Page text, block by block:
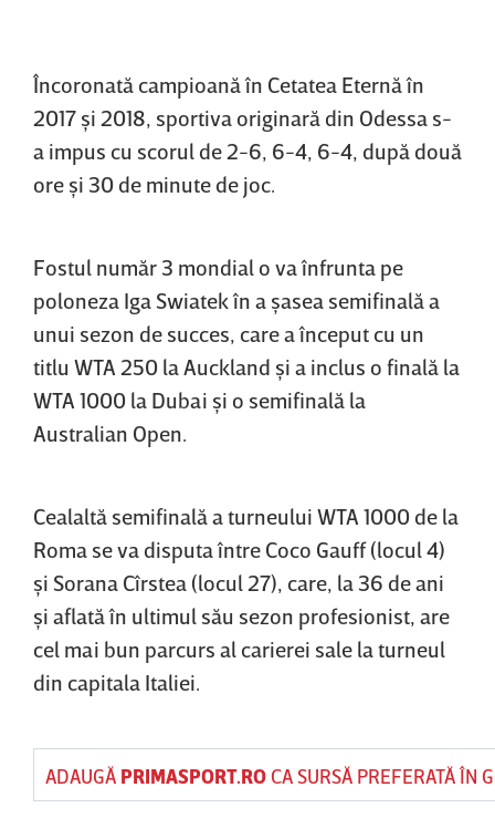
Încoronată campioană în Cetatea Eternă în
2017 şi 2018, sportiva originară din Odessa s-
a impus cu scorul de 2-6, 6-4, 6-4, după două
ore şi 30 de minute de joc.
Fostul număr 3 mondial o va înfrunta pe
poloneza Iga Swiatek în a şasea semifinală a
unui sezon de succes, care a început cu un
titlu WTA 250 la Auckland şi a inclus o finală la
WTA 1000 la Dubai şi o semifinală la
Australian Open.
Cealaltă semifinală a turneului WTA 1000 de la
Roma se va disputa între Coco Gauff (locul 4)
şi Sorana Cîrstea (locul 27), care, la 36 de ani
şi aflată în ultimul său sezon profesionist, are
cel mai bun parcurs al carierei sale la turneul
din capitala Italiei.
ADAUGĂ PRIMASPORT.ROCA SURSĂ PREFERATĂ ÎN